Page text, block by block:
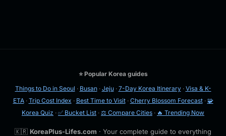
⭐ Popular Korea guides
Things to Do in Seoul · Busan· Jeju· 7-Day Korea Itinerary· Visa & K-
ETA· Trip Cost Index · Best Time to Visit· Cherry Blossom Forecast· 🧩
Korea Quiz · ✅ Bucket List · ⚖️ Compare Cities · 🔥 Trending Now
🇰🇷 KoreaPlus-Lifes.com · Your complete guide to everything